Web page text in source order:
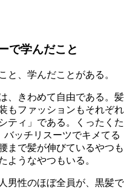
で学んだこと
と、学んだことがある。
、きわめて自由である。髪
もファッションもそれぞれ
ティ」である。くったくた
ッチリスーツでキメてる
まで髪が伸びているやつも
ようなやつもいる。
男性のほぼ全員が、黒髪で